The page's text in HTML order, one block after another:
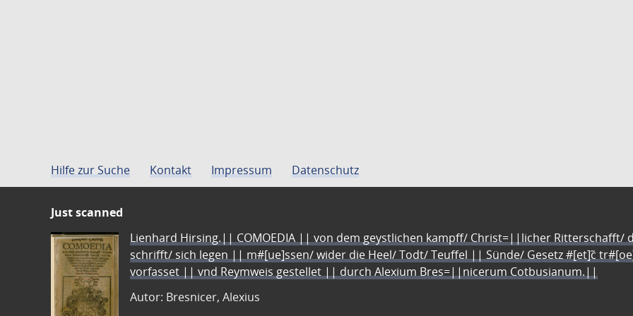
Hilfe zur Suche Kontakt Impressum Datenschutz
Just scanned
Lienhard Hirsing.|| COMOEDIA || von dem geystlichen kampff/ Christ=||licher Ritterschafft/
schrifft/ sich legen || m#[ue]ssen/ wider die Heel/ Todt/ Teuffel || Sünde/ Gesetz #[et]c̃
vorfasset || vnd Reymweis gestellet || durch Alexium Bres=||nicerum Cotbusianum.||
Autor: Bresnicer, Alexius